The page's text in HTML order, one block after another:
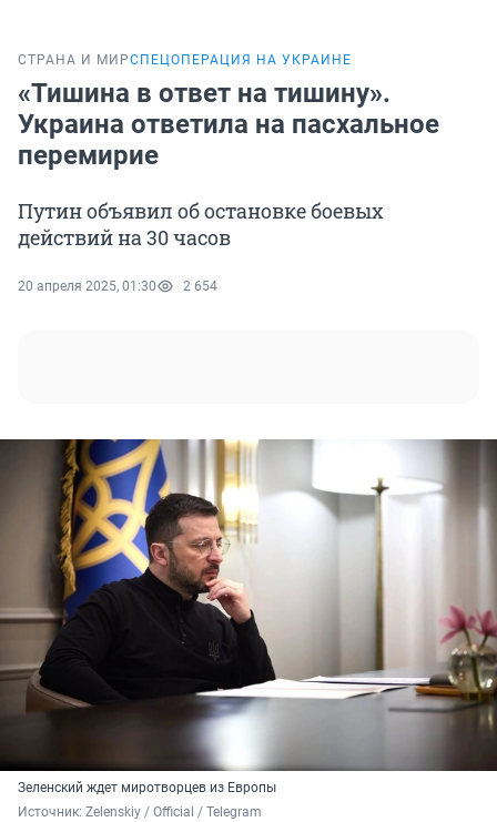
СТРАНА И МИРСПЕЦОПЕРАЦИЯ НА УКРАИНЕ
«Тишина в ответ на тишину».
Украина ответила на пасхальное
перемирие
Путин объявил об остановке боевых
действий на 30 часов
20 апреля 2025, 01:30 2 654
Зеленский ждет миротворцев из Европы
Источник: Zelenskiy / Official / Telegram